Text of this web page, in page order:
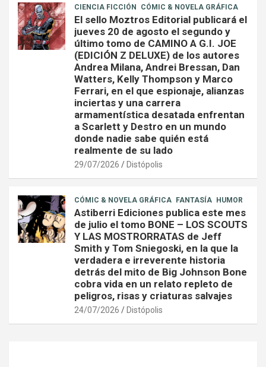
CIENCIA FICCIÓN CÓMIC & NOVELA GRÁFICA
El sello Moztros Editorial publicará el
jueves 20 de agosto el segundo y
último tomo de CAMINO A G.I. JOE
(EDICIÓN Z DELUXE) de los autores
Andrea Milana, Andrei Bressan, Dan
Watters, Kelly Thompson y Marco
Ferrari, en el que espionaje, alianzas
inciertas y una carrera
armamentística desatada enfrentan
a Scarlett y Destro en un mundo
donde nadie sabe quién está
realmente de su lado
29/07/2026 Distópolis
CÓMIC & NOVELA GRÁFICA FANTASÍA HUMOR
Astiberri Ediciones publica este mes
de julio el tomo BONE – LOS SCOUTS
Y LAS MOSTRORRATAS de Jeff
Smith y Tom Sniegoski, en la que la
verdadera e irreverente historia
detrás del mito de Big Johnson Bone
cobra vida en un relato repleto de
peligros, risas y criaturas salvajes
24/07/2026 Distópolis